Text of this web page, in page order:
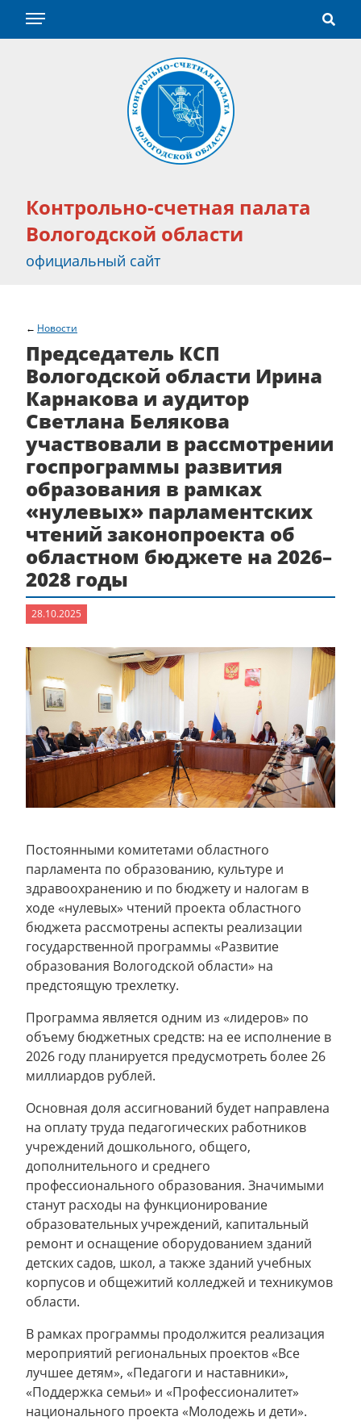
Контрольно-счетная палата
Вологодской области
официальный сайт
Новости
Председатель КСП
Вологодской области Ирина
Карнакова и аудитор
Светлана Белякова
участвовали в рассмотрении
госпрограммы развития
образования в рамках
«нулевых» парламентских
чтений законопроекта об
областном бюджете на 2026–
2028 годы
28.10.2025
Постоянными комитетами областного
парламента по образованию, культуре и
здравоохранению и по бюджету и налогам в
ходе «нулевых» чтений проекта областного
бюджета рассмотрены аспекты реализации
государственной программы «Развитие
образования Вологодской области» на
предстоящую трехлетку.
Программа является одним из «лидеров» по
объему бюджетных средств: на ее исполнение в
2026 году планируется предусмотреть более 26
миллиардов рублей.
Основная доля ассигнований будет направлена
на оплату труда педагогических работников
учреждений дошкольного, общего,
дополнительного и среднего
профессионального образования. Значимыми
станут расходы на функционирование
образовательных учреждений, капитальный
ремонт и оснащение оборудованием зданий
детских садов, школ, а также зданий учебных
корпусов и общежитий колледжей и техникумов
области.
В рамках программы продолжится реализация
мероприятий региональных проектов «Все
лучшее детям», «Педагоги и наставники»,
«Поддержка семьи» и «Профессионалитет»
национального проекта «Молодежь и дети».